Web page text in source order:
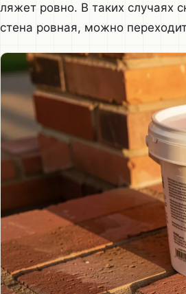
ляжет ровно. В таких случаях
стена ровная, можно